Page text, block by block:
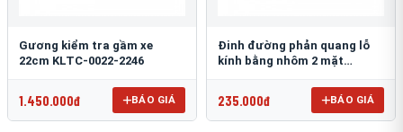
Gương kiểm tra gầm xe
22cm KLTC-0022-2246
1.450.000đ BÁO GIÁ
Đinh đường phản quang lỗ
kính bằng nhôm 2 mặt
235.000đ BÁO GIÁ